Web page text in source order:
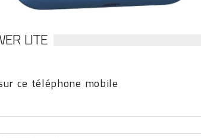
LITE
ce téléphone mobile